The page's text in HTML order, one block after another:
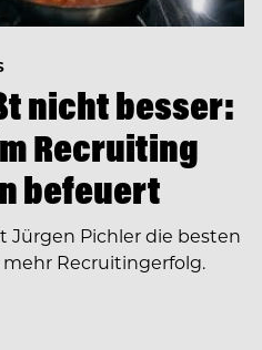
nicht besser:
Recruiting
befeuert
Jürgen Pichler die besten
Recruitingerfolg.